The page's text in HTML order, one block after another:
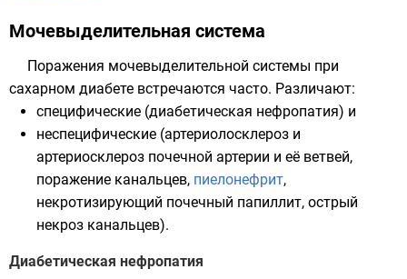
Мочевыделительная система
Поражения мочевыделительной системы при
сахарном диабете встречаются часто. Различают:
специфические (диабетическая нефропатия) и
неспецифические (артериолосклероз и
артериосклероз почечной артерии и её ветвей,
поражение канальцев, пиелонефрит,
некротизирующий почечный папиллит, острый
некроз канальцев).
Диабетическая нефропатия